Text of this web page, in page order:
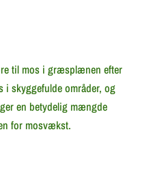
til mos i græsplænen efter
i skyggefulde områder, og
en betydelig mængde
for mosvækst.